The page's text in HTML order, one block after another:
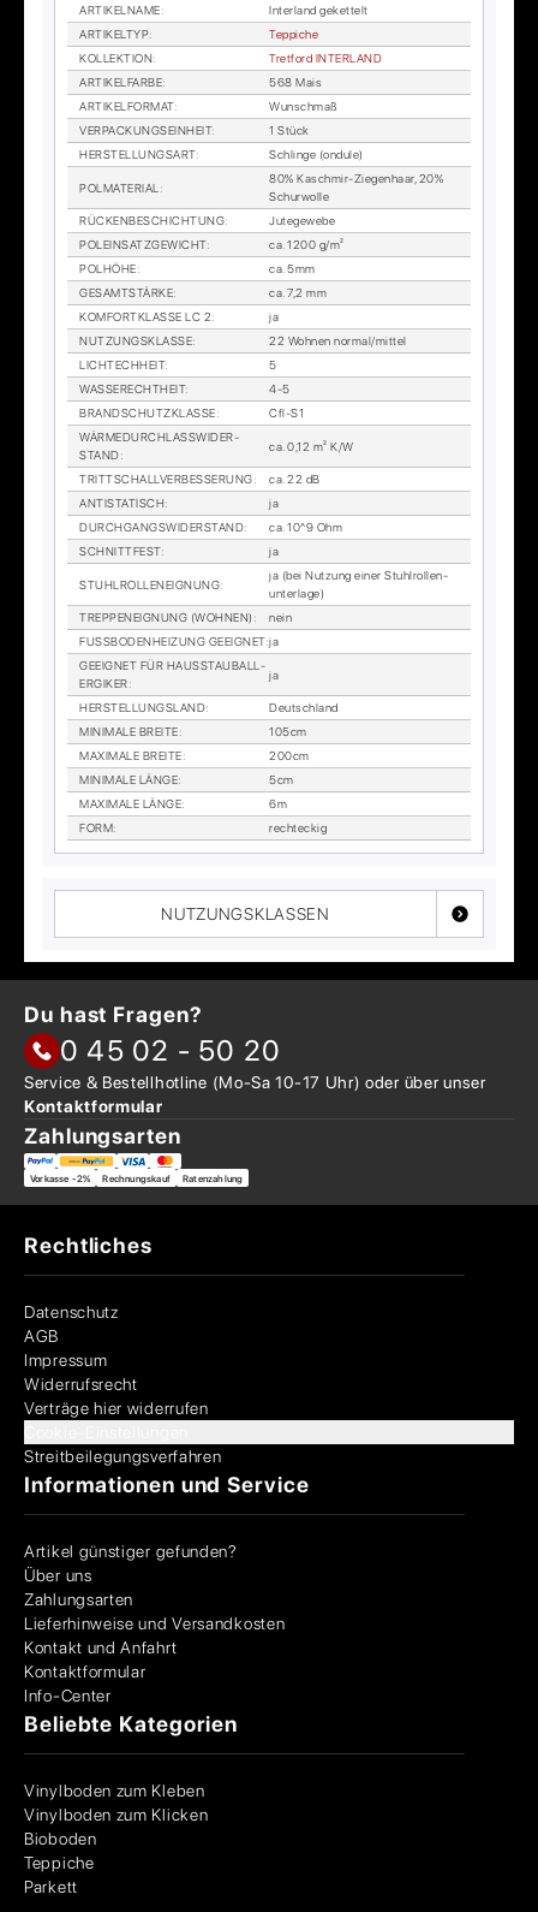
AR­TI­KEL­NA­ME:
In­ter­land ge­ket­telt
AR­TI­KEL­TYP:
Tep­pi­che
KOL­LEK­TI­ON:
Tret­ford IN­TER­LAND
AR­TI­KEL­FAR­BE:
568 Mais
AR­TI­KEL­FOR­MAT:
Wunsch­maß
VER­PA­CKUNGS­EIN­HEIT:
1 Stück
HER­STEL­LUNGS­ART: Schlin­ge (on­du­le)
POL­MA­TE­RI­AL :
80% Kasch­mir-Zie­gen­haar, 20%
Schur­wol­le
RÜ­CKEN­BE­SCHICH­TUNG:
Ju­te­ge­we­be
POL­EIN­SATZ­GE­WICHT:
ca. 1200 g/m²
POL­HÖ­HE:
ca. 5mm
GE­SAMT­STÄR­KE:
ca. 7,2 mm
KOM­FORT­KLAS­SE LC 2:
ja
NUT­ZUNGS­KLAS­SE:
22 Woh­nen nor­mal/mit­tel
LICH­TECH­HEIT:
5
WAS­SE­RECHT­HEIT:
4-5
BRAND­SCHUTZ­KLAS­SE:
Cfl-S1
WÄR­ME­DURCH­LASS­WI­DER­
STAND:
ca. 0,12 m² K/W
TRITT­SCHALL­VER­BES­SE­RUNG:
ca. 22 dB
AN­TI­STA­TISCH:
ja
DURCH­GANGS­WI­DER­STAND:
ca. 10^9 Ohm
SCHNITT­FEST: ja
STUHL­ROL­LEN­EIG­NUNG:
ja (bei Nut­zung ei­ner Stuhl­rol­len­
un­ter­la­ge)
TREP­PEN­EIG­NUNG (WOH­NEN) :
nein
FUSS­BO­DEN­HEI­ZUNG GE­EIG­NET:ja
GE­EIG­NET FÜR HAUS­STAUB­ALL­
ER­GI­KER:
ja
HER­STEL­LUNGS­LAND:
Deutsch­land
MI­NI­MA­LE BREI­TE:
105cm
MA­XI­MA­LE BREI­TE:
200cm
MI­NI­MA­LE LÄN­GE:
5cm
MA­XI­MA­LE LÄN­GE:
6m
FORM: recht­eckig
NUTZUNGSKLASSEN
Du hast Fragen?
0 45 02 - 50 20
Service & Bestellhotline (Mo-Sa 10-17 Uhr) oder überunser
Kontaktformular
Zahlungsarten
Vorkasse -2% Rechnungskauf Ratenzahlung
Rechtliches
Datenschutz
AGB
Impressum
Widerrufsrecht
Verträge hier widerrufen
Streitbeilegungsverfahren
Informationen und Service
Artikel günstiger gefunden?
Über uns
Zahlungsarten
Lieferhinweise und Versandkosten
Kontakt und Anfahrt
Kontaktformular
Info-Center
Beliebte Kategorien
Vinylboden zum Kleben
Vinylboden zum Klicken
Bioboden
Teppiche
Parkett